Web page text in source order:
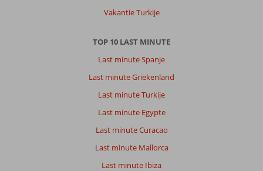
Vakantie Turkije
TOP 10 LAST MINUTE
Last minute Spanje
Last minute Griekenland
Last minute Turkije
Last minute Egypte
Last minute Curacao
Last minute Mallorca
Last minute Ibiza